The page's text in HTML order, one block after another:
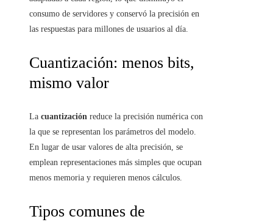
consumo de servidores y conservó la precisión en
las respuestas para millones de usuarios al día.
Cuantización: menos bits,
mismo valor
La cuantización reduce la precisión numérica con
la que se representan los parámetros del modelo.
En lugar de usar valores de alta precisión, se
emplean representaciones más simples que ocupan
menos memoria y requieren menos cálculos.
Tipos comunes de